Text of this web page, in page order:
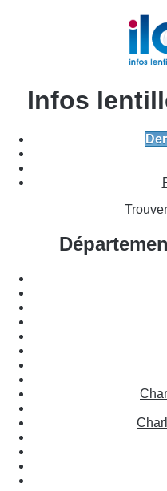
Infos